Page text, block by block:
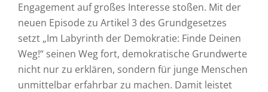
Engagement auf großes Interesse stoßen. Mit der
neuen Episode zu Artikel 3 des Grundgesetzes
setzt „Im Labyrinth der Demokratie: Finde Deinen
Weg!“ seinen Weg fort, demokratische Grundwerte
nicht nur zu erklären, sondern für junge Menschen
unmittelbar erfahrbar zu machen. Damit leistet